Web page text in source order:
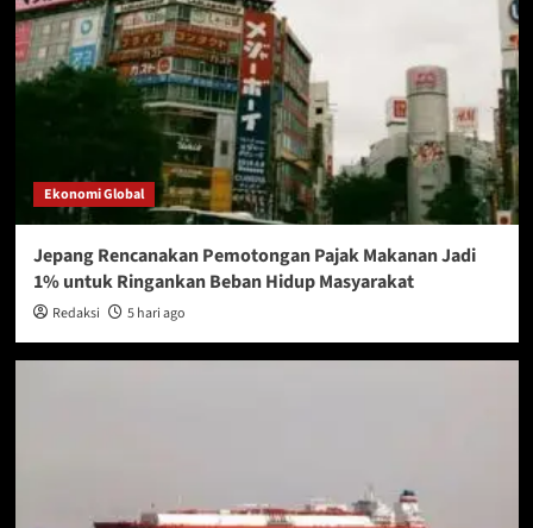
Ekonomi Global
Jepang Rencanakan Pemotongan Pajak Makanan Jadi
1% untuk Ringankan Beban Hidup Masyarakat
Redaksi 5 hari ago